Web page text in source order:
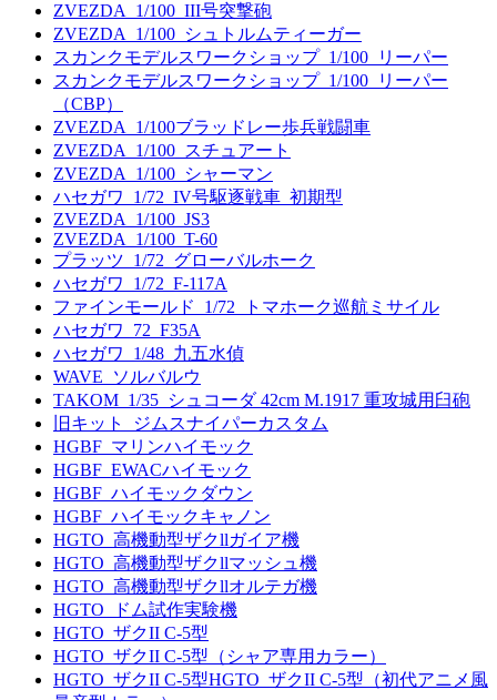
ZVEZDA_1/100_III号突撃砲
ZVEZDA_1/100_シュトルムティーガー
スカンクモデルスワークショップ_1/100_リーパー
スカンクモデルスワークショップ_1/100_リーパー
（CBP）
ZVEZDA_1/100ブラッドレー歩兵戦闘車
ZVEZDA_1/100_スチュアート
ZVEZDA_1/100_シャーマン
ハセガワ_1/72_IV号駆逐戦車_初期型
ZVEZDA_1/100_JS3
ZVEZDA_1/100_T-60
プラッツ_1/72_グローバルホーク
ハセガワ_1/72_F-117A
ファインモールド_1/72_トマホーク巡航ミサイル
ハセガワ_72_F35A
ハセガワ_1/48_九五水偵
WAVE_ソルバルウ
TAKOM_1/35_シュコーダ 42cm M.1917 重攻城用臼砲
旧キット_ジムスナイパーカスタム
HGBF_マリンハイモック
HGBF_EWACハイモック
HGBF_ハイモックダウン
HGBF_ハイモックキャノン
HGTO_高機動型ザクllガイア機
HGTO_高機動型ザクllマッシュ機
HGTO_高機動型ザクllオルテガ機
HGTO_ドム試作実験機
HGTO_ザクII C-5型
HGTO_ザクII C-5型（シャア専用カラー）
HGTO_ザクII C-5型HGTO_ザクII C-5型（初代アニメ風